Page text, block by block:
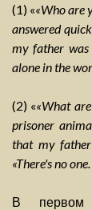
(1) ««Who are
answered
my father was
alone in the
(2) ««What
prisoner
that my father
«There's no
В первом